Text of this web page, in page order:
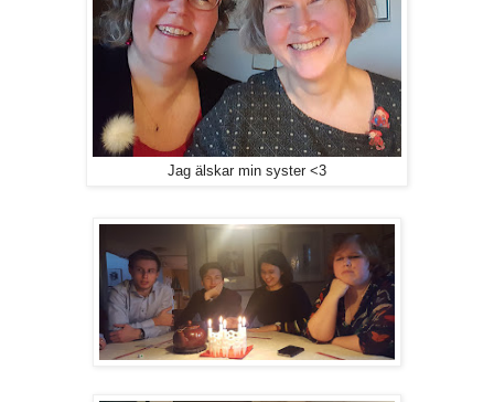
Jag älskar min syster <3